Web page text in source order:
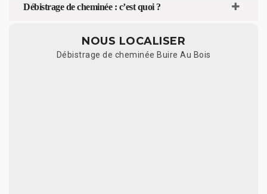
Débistrage de cheminée : c’est quoi ?
NOUS LOCALISER
Débistrage de cheminée Buire Au Bois